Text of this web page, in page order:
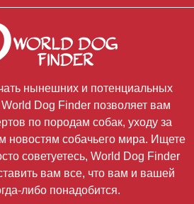
нынешних и потенциальных
Dog Finder позволяет вам
по породам собак, уходу за
новостям собачьего мира. Ищете
советуетесь, World Dog Finder
вам все, что вам и вашей
либо понадобится.